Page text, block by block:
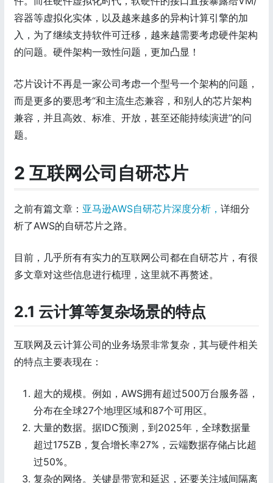
容器等虚拟化实体，以及越来越多的异构计算引擎的加
入，为了继续支持软件可迁移，越来越需要考虑硬件架构
的问题。硬件架构一致性问题，更加凸显！
芯片设计不再是一家公司考虑一个型号一个架构的问题，
而是更多的要思考“和主流生态兼容，和别人的芯片架构
兼容，并且高效、标准、开放，甚至还能持续演进”的问
题。
2 互联网公司自研芯片
之前有篇文章： 亚马逊AWS自研芯片深度分析， 详细分
析了AWS的自研芯片之路。
目前，几乎所有有实力的互联网公司都在自研芯片，有很
多文章对这些信息进行梳理，这里就不再赘述。
2.1 云计算等复杂场景的特点
互联网及云计算公司的业务场景非常复杂，其与硬件相关
的特点主要表现在：
超大的规模。例如，AWS拥有超过500万台服务器，
分布在全球27个地理区域和87个可用区。
大量的数据。据IDC预测，到2025年，全球数据量
超过175ZB，复合增长率27%，云端数据存储占比超
过50%。
复杂的网络。关键是带宽和延迟，还要关注域间隔离